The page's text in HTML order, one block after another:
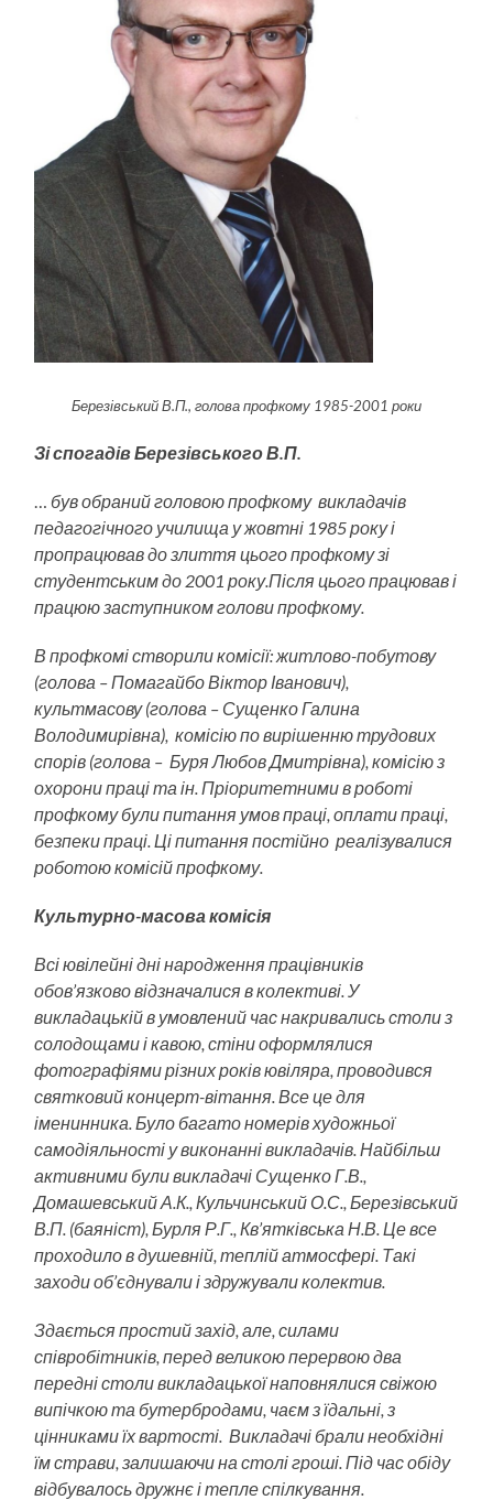
Березівський В.П., голова профкому 1985-2001 роки
Зі спогадів Березівського В.П.
…був обраний головою профкому викладачів
педагогічного училища у жовтні 1985 року і
пропрацював до злиття цього профкому зі
студентським до 2001 року.Після цього працював і
працюю заступником голови профкому.
В профкомі створили комісії: житлово-побутову
(голова – Помагайбо Віктор Іванович),
культмасову (голова – Сущенко Галина
Володимирівна), комісію по вирішенню трудових
спорів (голова – Буря Любов Дмитрівна), комісію з
охорони праці та ін. Пріоритетними в роботі
профкому були питання умов праці, оплати праці,
безпеки праці. Ці питання постійно реалізувалися
роботою комісій профкому.
Культурно-масова комісія
Всі ювілейні дні народження працівників
обов’язково відзначалися в колективі. У
викладацькій в умовлений час накривались столи з
солодощами і кавою, стіни оформлялися
фотографіями різних років ювіляра, проводився
святковий концерт-вітання. Все це для
іменинника. Було багато номерів художньої
самодіяльності у виконанні викладачів. Найбільш
активними були викладачі Сущенко Г.В.,
Домашевський А.К., Кульчинський О.С., Березівський
В.П. (баяніст), Бурля Р.Г., Кв’ятківська Н.В. Це все
проходило в душевній, теплій атмосфері. Такі
заходи об’єднували і здружували колектив.
Здається простий захід, але, силами
співробітників, перед великою перервою два
передні столи викладацької наповнялися свіжою
випічкою та бутербродами, чаєм з їдальні, з
цінниками їх вартості. Викладачі брали необхідні
їм страви, залишаючи на столі гроші. Під час обіду
відбувалось дружнє і тепле спілкування.